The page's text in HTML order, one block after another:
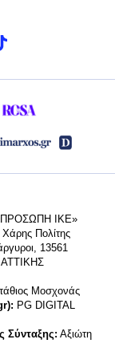
ΙΚΕ»
Πολίτης
13561
Μοσχονάς
PG DIGITAL
Σύνταξης: Αξιώτη